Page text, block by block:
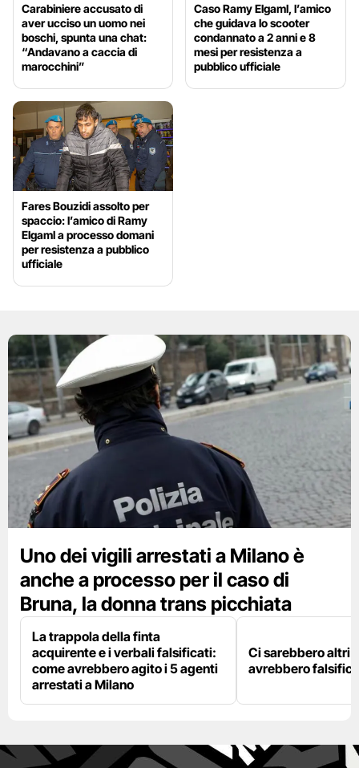
Carabiniere accusato di
aver ucciso un uomo nei
boschi, spunta una chat:
“Andavano a caccia di
marocchini”
Caso Ramy Elgaml, l’amico
che guidava lo scooter
condannato a 2 anni e 8
mesi per resistenza a
pubblico ufficiale
Fares Bouzidi assolto per
spaccio: l’amico di Ramy
Elgaml a processo domani
per resistenza a pubblico
ufficiale
Uno dei vigili arrestati a Milano è
anche a processo per il caso di
Bruna, la donna trans picchiata
La trappola della finta
acquirente e i verbali falsificati:
come avrebbero agito i 5 agenti
arrestati a Milano
Ci sarebbero altri
avrebbero